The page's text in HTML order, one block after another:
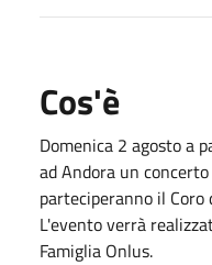
Cos'è
Domenica 2 agosto a
ad Andora un
parteciperanno il
L'evento verrà
Famiglia Onlus.